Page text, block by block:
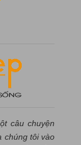
câu chuyện
chúng tôi vào